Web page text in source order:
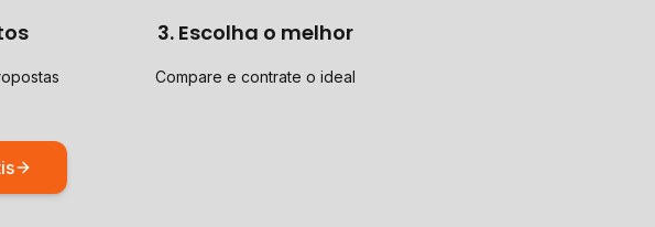
3. Escolha o melhor
Compare e contrate o ideal